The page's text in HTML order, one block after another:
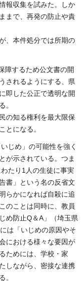
報収集を試みた。しか
まで、再発の防止や責
、本件処分では所期の
するため公文書の開
されるようにする、県
即した公正で透明な開
。
の知る権利を最大限保
とになる。
じめ」の可能性を強く
が示されている。つま
たり1人の生徒に事実
書」という名の反省文
らかになれば自殺に追
のことは同時に、教員
め防止Q＆A」（埼玉県
は「いじめの原因やそ
における様々な要因が
ためには、学校・家
しながら、密接な連携
。